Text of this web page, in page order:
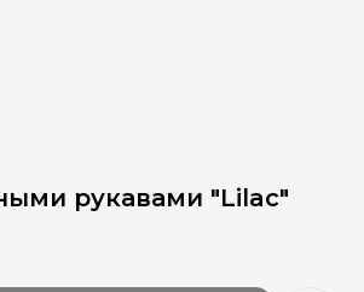
рукавами "Lilac"